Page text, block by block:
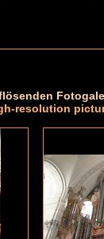
resolution